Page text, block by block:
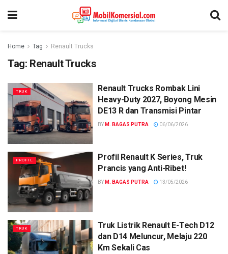
Home Tag Renault Trucks
Tag: Renault Trucks
TRUK
Renault Trucks Rombak Lini
Heavy-Duty 2027, Boyong Mesin
DE13 R dan Transmisi Pintar
BY M. BAGAS PUTRA 06/06/2026
PROFIL
Profil Renault K Series, Truk
Prancis yang Anti-Ribet!
BY M. BAGAS PUTRA 13/05/2026
TRUK
Truk Listrik Renault E-Tech D12
dan D14 Meluncur, Melaju 220
Km Sekali Cas